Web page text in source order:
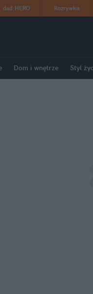
dad:HERO Rozrywka
Dom i wnętrze Styl